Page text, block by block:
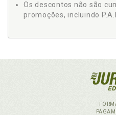
Os descontos não são
promoções, incluindo